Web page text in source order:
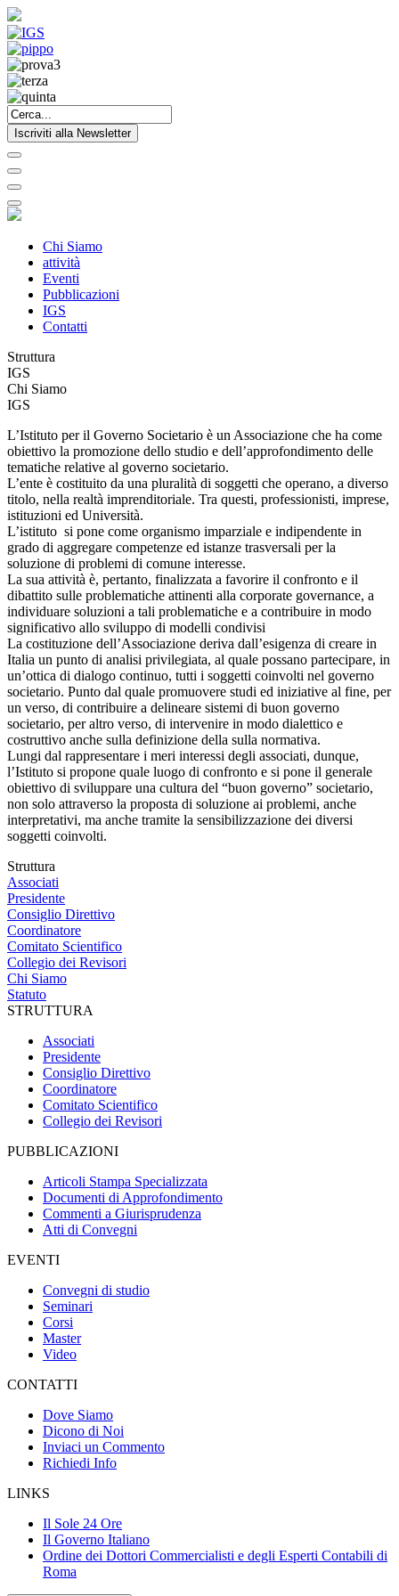
Iscriviti alla Newsletter
Chi Siamo
attività
Eventi
Pubblicazioni
IGS
Contatti
Struttura
IGS
Chi Siamo
IGS
L’Istituto per il Governo Societario è un Associazione che ha come
obiettivo la promozione dello studio e dell’approfondimento delle
tematiche relative al governo societario.
L’ente è costituito da una pluralità di soggetti che operano, a diverso
titolo, nella realtà imprenditoriale. Tra questi, professionisti, imprese,
istituzioni ed Università.
L’istituto si pone come organismo imparziale e indipendente in
grado di aggregare competenze ed istanze trasversali per la
soluzione di problemi di comune interesse.
La sua attività è, pertanto, finalizzata a favorire il confronto e il
dibattito sulle problematiche attinenti alla corporate governance, a
individuare soluzioni a tali problematiche e a contribuire in modo
significativo allo sviluppo di modelli condivisi
La costituzione dell’Associazione deriva dall’esigenza di creare in
Italia un punto di analisi privilegiata, al quale possano partecipare, in
un’ottica di dialogo continuo, tutti i soggetti coinvolti nel governo
societario. Punto dal quale promuovere studi ed iniziative al fine, per
un verso, di contribuire a delineare sistemi di buon governo
societario, per altro verso, di intervenire in modo dialettico e
costruttivo anche sulla definizione della sulla normativa.
Lungi dal rappresentare i meri interessi degli associati, dunque,
l’Istituto si propone quale luogo di confronto e si pone il generale
obiettivo di sviluppare una cultura del “buon governo” societario,
non solo attraverso la proposta di soluzione ai problemi, anche
interpretativi, ma anche tramite la sensibilizzazione dei diversi
soggetti coinvolti.
Struttura
Associati
Presidente
Consiglio Direttivo
Coordinatore
Comitato Scientifico
Collegio dei Revisori
Chi Siamo
Statuto
STRUTTURA
Associati
Presidente
Consiglio Direttivo
Coordinatore
Comitato Scientifico
Collegio dei Revisori
PUBBLICAZIONI
Articoli Stampa Specializzata
Documenti di Approfondimento
Commenti a Giurisprudenza
Atti di Convegni
EVENTI
Convegni di studio
Seminari
Corsi
Master
Video
CONTATTI
Dove Siamo
Dicono di Noi
Inviaci un Commento
Richiedi Info
LINKS
Il Sole 24 Ore
Il Governo Italiano
Ordine dei Dottori Commercialisti e degli Esperti Contabili di
Roma